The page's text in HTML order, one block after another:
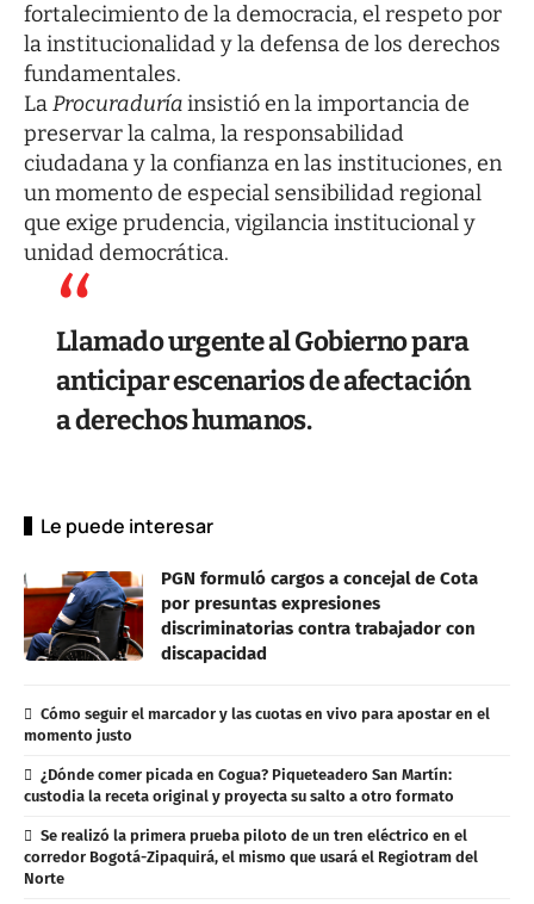
fortalecimiento de la democracia, el respeto por
la institucionalidad y la defensa de los derechos
fundamentales.
LaProcuraduríainsistió en la importancia de
preservar la calma, la responsabilidad
ciudadana y la confianza en las instituciones, en
un momento de especial sensibilidad regional
que exige prudencia, vigilancia institucional y
unidad democrática.
Llamado urgente al Gobierno para
anticipar escenarios de afectación
a derechos humanos.
Le puede interesar
PGN formuló cargos a concejal de Cota
por presuntas expresiones
discriminatorias contra trabajador con
discapacidad
Cómo seguir el marcador y las cuotas en vivo para apostar en el
momento justo
¿Dónde comer picada en Cogua? Piqueteadero San Martín:
custodia la receta original y proyecta su salto a otro formato
Se realizó la primera prueba piloto de un tren eléctrico en el
corredor Bogotá-Zipaquirá, el mismo que usará el Regiotram del
Norte